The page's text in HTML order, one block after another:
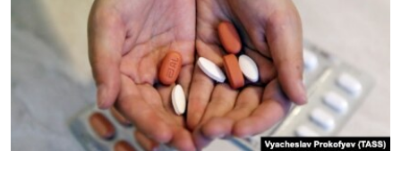
ТЕЛЕПРОЕКТ КРЫМ.РЕАЛИИ
СОВЕТЫ ПРАВОЗАЩИТНИКОВ
ПРОПАВШИЕ БЕЗ ВЕСТИ
ПОБЕДИТЕЛЕЙ НЕ СУДЯТ?
КРЫМ.НЕПОКОРЕННЫЙ
Українською
ПРИСОЕДИНЯЙТЕСЬ!